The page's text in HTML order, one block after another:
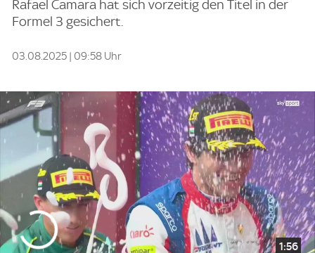
Rafael Camara hat sich vorzeitig den Titel in der
Formel 3 gesichert.
03.08.2025 | 09:58 Uhr
1:56